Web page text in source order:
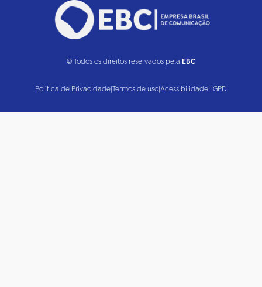
© Todos os direitos reservados pela EBC
Política de Privacidade|Termos de uso|Acessibilidade|LGPD